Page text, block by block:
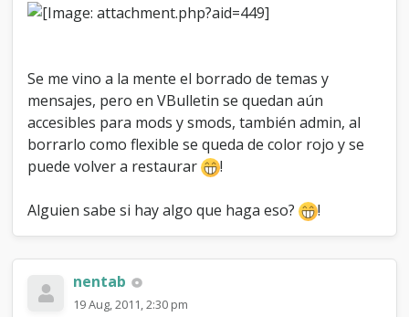
Se me vino a la mente el borrado de temas y
mensajes, pero en VBulletin se quedan aún
accesibles para mods y smods, también admin, al
borrarlo como flexible se queda de color rojo y se
puede volver a restaurar
!
Alguien sabe si hay algo que haga eso? !
nentab
19 Aug, 2011, 2:30 pm